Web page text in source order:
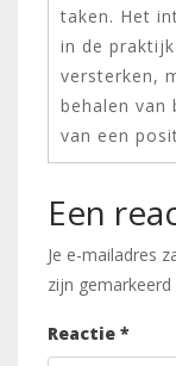
taken. Het
in de
versterken,
behalen van
van een
Een
Je e-mailadres
zijn
Reactie *